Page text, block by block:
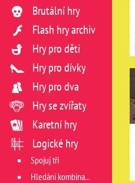
Brutální hry
Flash hry archiv
Hry pro děti
Hry pro dívky
Hry pro dva
Hry se zvířaty
Karetní hry
Logické hry
Spojuj tři
Hledání kombinace